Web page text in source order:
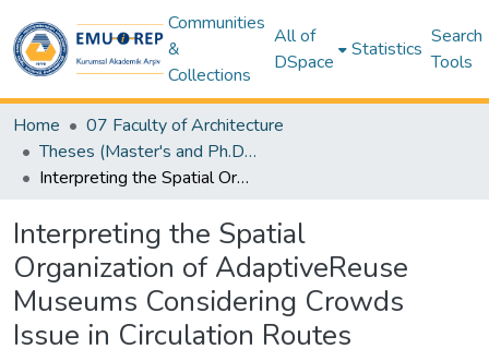
Communities
&
Collections
All of
DSpace
Statistics
Search
Tools
Home
07 Faculty of Architecture
Theses (Master's and Ph.D) – Architecture
Interpreting the Spatial Organization of AdaptiveReuse Museums Considering Crowds Issue in Circulation Routes
Interpreting the Spatial
Organization of AdaptiveReuse
Museums Considering Crowds
Issue in Circulation Routes